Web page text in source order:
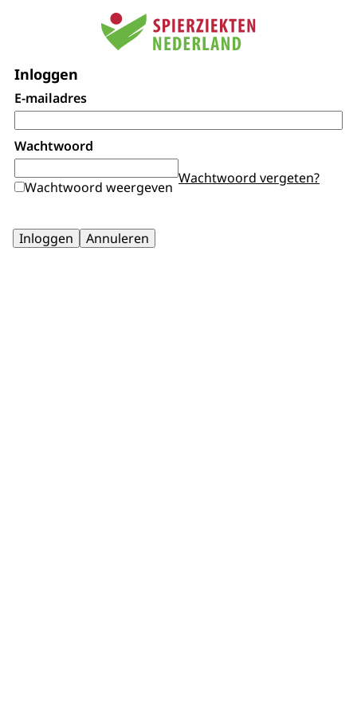
Inloggen
E-mailadres
Wachtwoord
Wachtwoord weergeven
Wachtwoord vergeten?
Inloggen Annuleren